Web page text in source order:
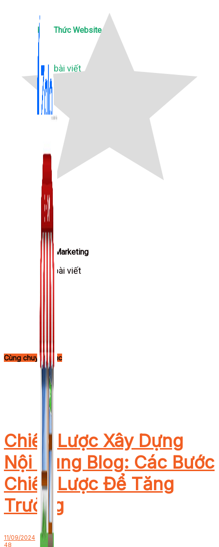
Zalo Marketing
104 bài viết
New
Kiến Thức Website
309 bài viết
Cùng chuyên mục
Chiến Lược Xây Dựng
Nội Dung Blog: Các Bước
Chiến Lược Để Tăng
Trưởng
11/09/2024
48